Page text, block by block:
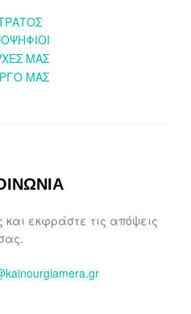
ΜΑΣ
ΜΑΣ
και εκφράστε τις απόψεις